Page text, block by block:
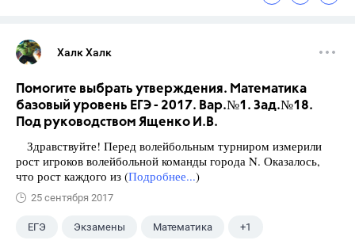
Халк Халк
Помогите выбрать утверждения. Математика
базовый уровень ЕГЭ - 2017. Вар.№1. Зад.№18.
Под руководством Ященко И.В.
Здравствуйте! Перед волейбольным турниром измерили
рост игроков волейбольной команды города N. Оказалось,
что рост каждого из (Подробнее...)
25 сентября 2017
ЕГЭ Экзамены Математика +1